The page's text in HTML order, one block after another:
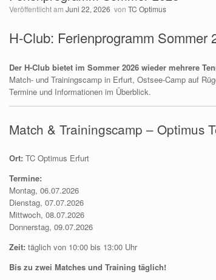
Veröffentlicht am Juni 22, 2026 von TC Optimus
H-Club: Ferienprogramm Sommer
Der H-Club bietet im Sommer 2026 wieder mehrere
Match- und Trainingscamp in Erfurt, Ostsee-Camp auf
Termine und Informationen im Überblick.
Match & Trainingscamp – Optimus
Ort: TC Optimus Erfurt
Termine:
Montag, 06.07.2026
Dienstag, 07.07.2026
Mittwoch, 08.07.2026
Donnerstag, 09.07.2026
Zeit: täglich von 10:00 bis 13:00 Uhr
Bis zu zwei Matches und Training täglich!